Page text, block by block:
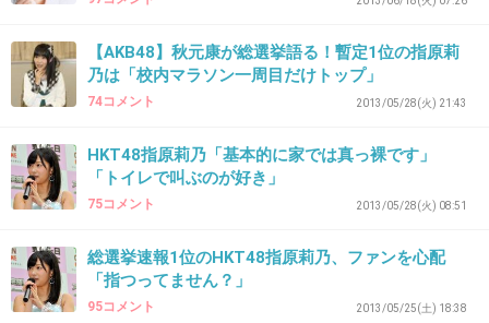
29. 匿名 2013/04/29(月) 19:46:43
パンチしそう！
-3
30. 匿名 2013/04/29(月) 19:48:27
【AKB48】秋元康が総選挙語る！暫定1位の指原莉
乃は「校内マラソン一周目だけトップ」
74コメント 2013/05/28(火) 21:43
HKT48指原莉乃「基本的に家では真っ裸です」
「トイレで叫ぶのが好き」
75コメント 2013/05/28(火) 08:51
総選挙速報1位のHKT48指原莉乃、ファンを心配
「指つってません？」
95コメント 2013/05/25(土) 18:38